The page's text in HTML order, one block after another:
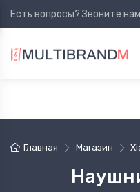
Есть вопросы? Звоните
Главная Магазин